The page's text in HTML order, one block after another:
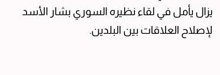
يزال يأمل في لقاء نظيره السوري بشار الأسد
لإصلاح العلاقات بين البلدين.